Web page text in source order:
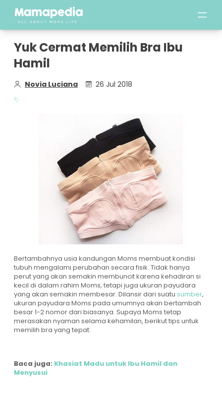
Yuk Cermat Memilih Bra Ibu
Hamil
Novia Luciana 26 Jul 2018
Bertambahnya usia kandungan Moms membuat kondisi
tubuh mengalami perubahan secara fisik. Tidak hanya
perut yang akan semakin membuncit karena kehadiran si
kecil di dalam rahim Moms, tetapi juga ukuran payudara
yang akan semakin membesar. Dilansir dari suatu sumber,
ukuran payudara Moms pada umumnya akan bertambah
besar 1-2 nomor dari biasanya. Supaya Moms tetap
merasakan nyaman selama kehamilan, berikut tips untuk
memilih bra yang tepat:
Baca juga: Khasiat Madu untuk Ibu Hamil dan
Menyusui